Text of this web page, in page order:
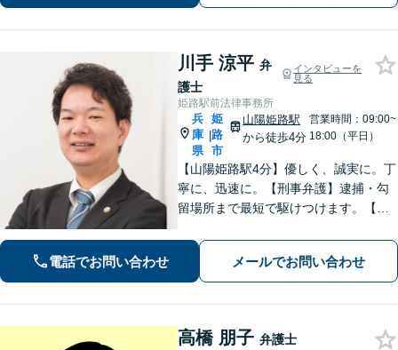
最善の解決を目指します。
川手 涼平 弁
護士
インタビューを
見る
姫路駅前法律事務所
兵
庫
県
|
姫
路
市
山陽姫路駅
から徒歩4分
営業時間：09:00~
18:00（平日）
【山陽姫路駅4分】優しく、誠実に。丁
寧に、迅速に。【刑事弁護】逮捕・勾
留場所まで最短で駆けつけます。【債
の生活再建をサポートします。【交通
事故】「こんな相談でも大丈夫だろう
か」と躊躇されている方もご相談くだ
さい。
電話でお問い合わせ メールでお問い合わせ
高橋 朋子 弁護士